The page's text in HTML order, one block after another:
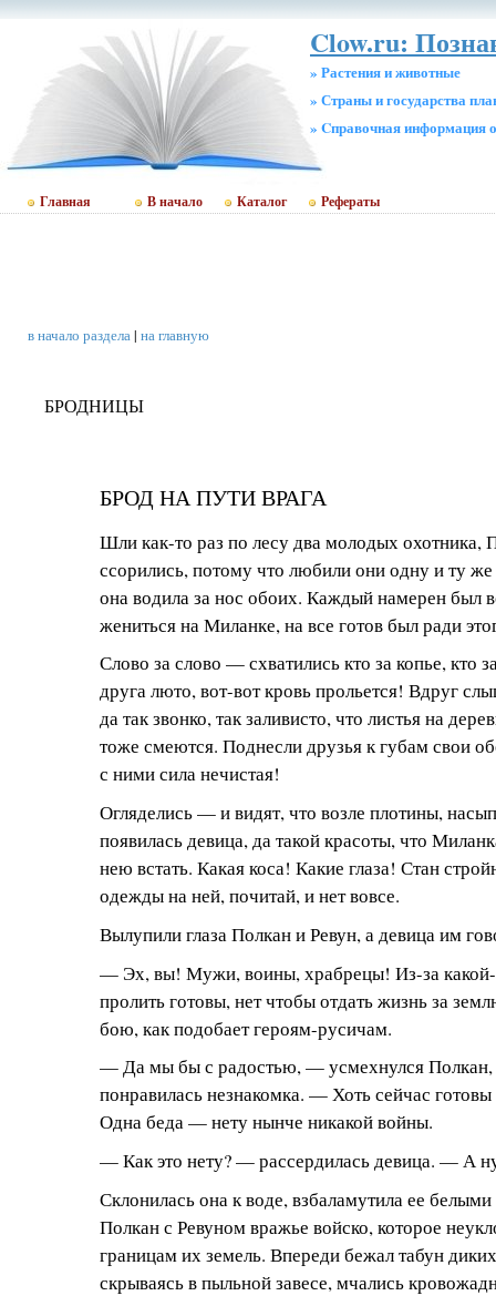
Clow.ru:
» Растения и животные
» Страны и государства
» Cправочная информация
Главная В начало Каталог Рефераты
в начало раздела| на главную
БРОДНИЦЫ
БРОД НА ПУТИ ВРАГА
Шли как-то раз по лесу два молодых охотника,
ссорились, потому что любили они одну и ту
она водила за нос обоих. Каждый намерен был
жениться на Миланке, на все готов был ради
Слово за слово — схватились кто за копье, кто
друга люто, вот-вот кровь прольется! Вдруг
да так звонко, так заливисто, что листья на
тоже смеются. Поднесли друзья к губам свои
с ними сила нечистая!
Огляделись — и видят, что возле плотины,
появилась девица, да такой красоты, что
нею встать. Какая коса! Какие глаза! Стан
одежды на ней, почитай, и нет вовсе.
Вылупили глаза Полкан и Ревун, а девица им
— Эх, вы! Мужи, воины, храбрецы! Из-за какой-
пролить готовы, нет чтобы отдать жизнь за
бою, как подобает героям-русичам.
— Да мы бы с радостью, — усмехнулся Полкан,
понравилась незнакомка. — Хоть сейчас готовы
Одна беда — нету нынче никакой войны.
— Как это нету? — рассердилась девица. — А
Склонилась она к воде, взбаламутила ее
Полкан с Ревуном вражье войско, которое
границам их земель. Впереди бежал табун
скрываясь в пыльной завесе, мчались